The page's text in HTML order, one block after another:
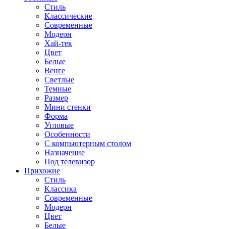
Стиль
Классические
Современные
Модерн
Хай-тек
Цвет
Белые
Венге
Светлые
Темные
Размер
Мини стенки
Форма
Угловые
Особенности
С компьютерным столом
Назначение
Под телевизор
Прихожие
Стиль
Классика
Современные
Модерн
Цвет
Белые